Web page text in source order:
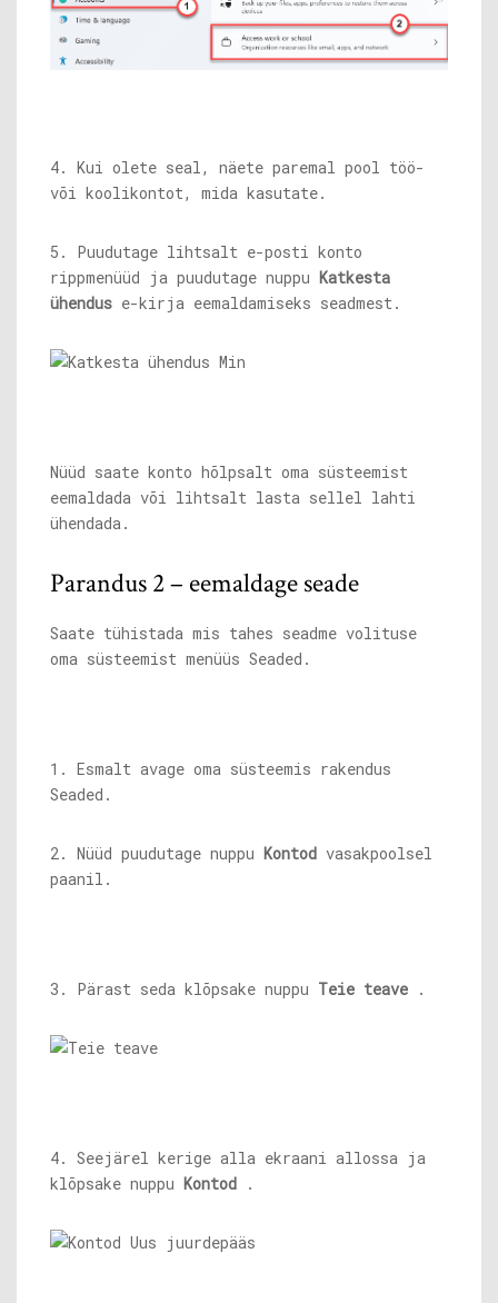
4. Kui olete seal, näete paremal pool töö-
või koolikontot, mida kasutate.
5. Puudutage lihtsalt e-posti konto
rippmenüüd ja puudutage nuppu Katkesta
ühendus e-kirja eemaldamiseks seadmest.
Nüüd saate konto hõlpsalt oma süsteemist
eemaldada või lihtsalt lasta sellel lahti
ühendada.
Parandus 2 – eemaldage seade
Saate tühistada mis tahes seadme volituse
oma süsteemist menüüs Seaded.
1. Esmalt avage oma süsteemis rakendus
Seaded.
2. Nüüd puudutage nuppu Kontod vasakpoolsel
paanil.
3. Pärast seda klõpsake nuppu Teie teave .
4. Seejärel kerige alla ekraani allossa ja
klõpsake nuppu Kontod .